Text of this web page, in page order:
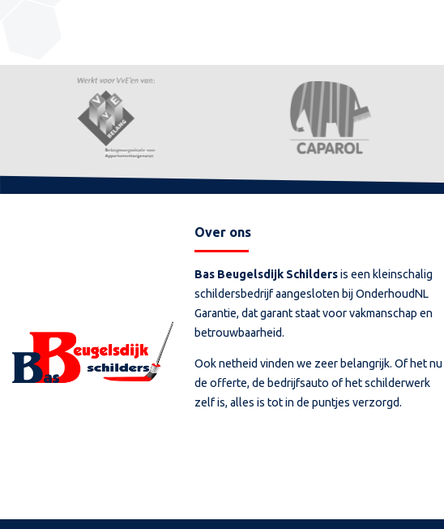
Over ons
Bas Beugelsdijk Schildersis een kleinschalig
schildersbedrijf aangesloten bij OnderhoudNL
Garantie, dat garant staat voor vakmanschap en
betrouwbaarheid.
Ook netheid vinden we zeer belangrijk. Of het nu
de offerte, de bedrijfsauto of het schilderwerk
zelf is, alles is tot in de puntjes verzorgd.